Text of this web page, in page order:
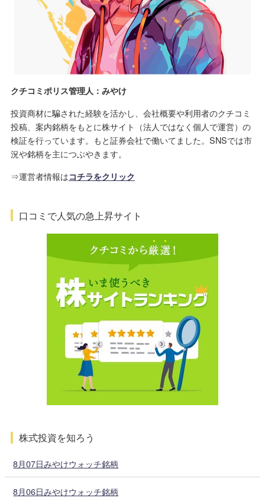
クチコミポリス管理人：みやけ
投資商材に騙された経験を活かし、会社概要や利用者のクチコミ
投稿、案内銘柄をもとに株サイト（法人ではなく個人で運営）の
検証を行っています。もと証券会社で働いてました。SNSでは市
況や銘柄を主につぶやきます。
⇒運営者情報はコチラをクリック
口コミで人気の急上昇サイト
株式投資を知ろう
8月07日みやけウォッチ銘柄
8月06日みやけウォッチ銘柄